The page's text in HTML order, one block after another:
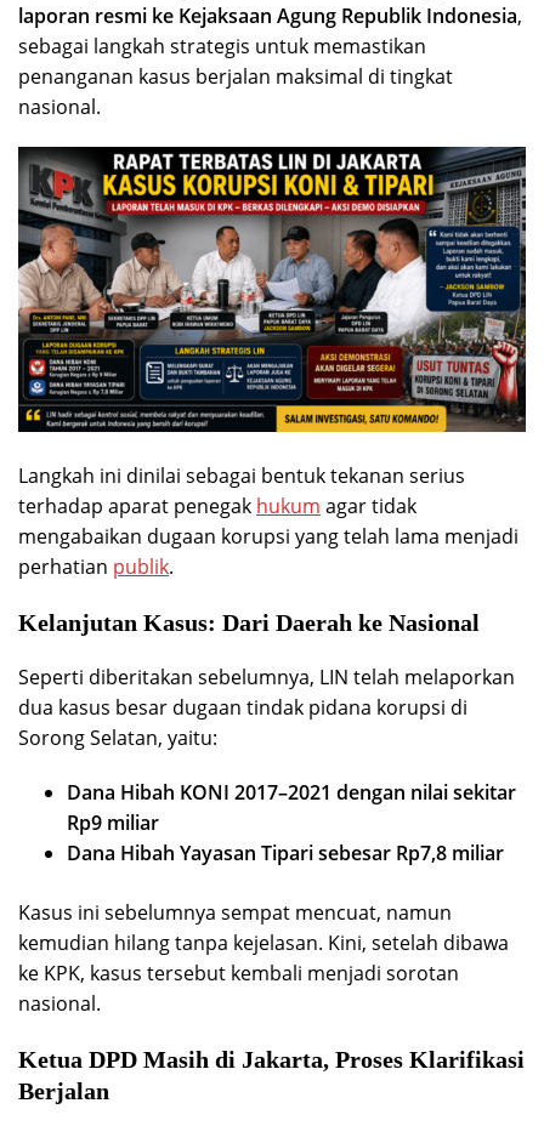
laporan resmi ke Kejaksaan Agung Republik Indonesia,
sebagai langkah strategis untuk memastikan
penanganan kasus berjalan maksimal di tingkat
nasional.
Langkah ini dinilai sebagai bentuk tekanan serius
terhadap aparat penegak hukum agar tidak
mengabaikan dugaan korupsi yang telah lama menjadi
perhatian publik.
Kelanjutan Kasus: Dari Daerah ke Nasional
Seperti diberitakan sebelumnya, LIN telah melaporkan
dua kasus besar dugaan tindak pidana korupsi di
Sorong Selatan, yaitu:
Dana Hibah KONI 2017–2021 dengan nilai sekitar
Rp9 miliar
Dana Hibah Yayasan Tipari sebesar Rp7,8 miliar
Kasus ini sebelumnya sempat mencuat, namun
kemudian hilang tanpa kejelasan. Kini, setelah dibawa
ke KPK, kasus tersebut kembali menjadi sorotan
nasional.
Ketua DPD Masih di Jakarta, Proses Klarifikasi
Berjalan